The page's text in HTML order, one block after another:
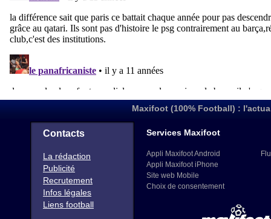
Maxifoot (100% Football) :
Contacts
La rédaction
Publicité
Recrutement
Infos légales
Liens football
Services Maxifoot
Appli Maxifoot Android
Appli Maxifoot iPhone
Site web Mobile
Choix de consentement